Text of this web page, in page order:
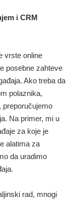
i CRM
vrste online
posebne zahteve
Ako treba da
polaznika,
preporučujemo
Na primer, mi u
za koje je
alatima za
da uradimo
rad, mnogi